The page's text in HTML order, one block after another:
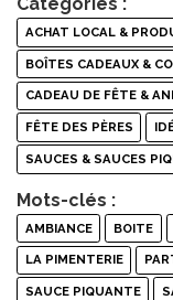
ACHAT LOCAL &
BOÎTES CADEAUX &
CADEAU DE FÊTE &
FÊTE DES PÈRES
SAUCES & SAUCES
Mots-clés :
AMBIANCE BOITE
LA PIMENTERIE
SAUCE PIQUANTE